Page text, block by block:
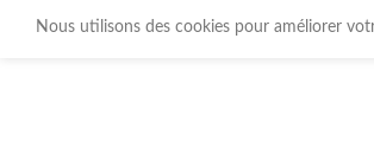
Nous utilisons des cookies pour améliorer